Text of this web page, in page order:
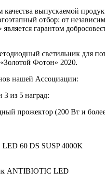
выпускаемой
отбор: от
гарантом
светильник для
Фотон» 2020.
нашей Ассоциации:
из 5 наград:
прожектор (200 Вт и
60 DS SUSP 4000K
ANTIBIOTIC LED